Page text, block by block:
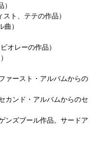
ト、テテの作品）
）
オレーの作品）
ァースト・アルバムからの
カンド・アルバムからのセ
ンズブール作品。サードア